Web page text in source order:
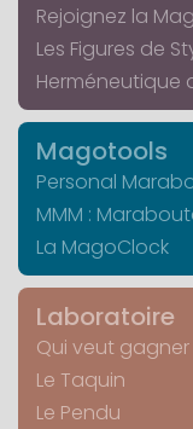
Rejoignez la
Les Figures de
Herméneutique
Magotools
Personal
MMM :
La MagoClock
Laboratoire
Qui veut gagner
Le Taquin
Le Pendu